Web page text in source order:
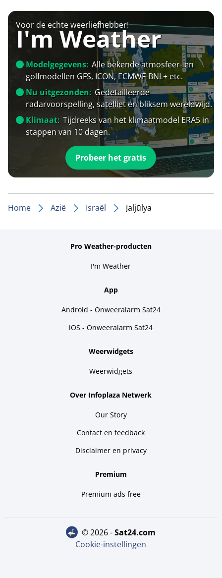
Voor de echte weerliefhebber!
I'm Weather
Modelgegevens: Alle bekende atmosfeer- en
golfmodellen GFS, ICON, ECMWF-BNL+ etc.
Nu uitgezonden: Gedetailleerde
radarvoorspelling, satelliet en bliksem wereldwijd.
Klimaat: Tijdreeks van het klimaatmodel ERA5 in
stappen van 10 dagen.
Probeer het gratis
Home Azië Israël Jaljūlya
Pro Weather-producten
I'm Weather
App
Android - Onweeralarm Sat24
iOS - Onweeralarm Sat24
Weerwidgets
Weerwidgets
Over Infoplaza Netwerk
Our Story
Contact en feedback
Disclaimer en privacy
Premium
Premium ads free
© 2026 - sat24.com
Cookie-instellingen